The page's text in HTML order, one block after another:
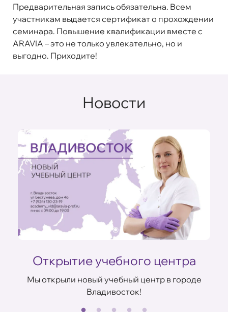
Предварительная запись обязательна. Всем
участникам выдается сертификат о прохождении
семинара. Повышение квалификации вместе с
ARAVIA – это не только увлекательно, но и
выгодно. Приходите!
Новости
Открытие учебного центра
Мы открыли новый учебный центр в городе
Владивосток!